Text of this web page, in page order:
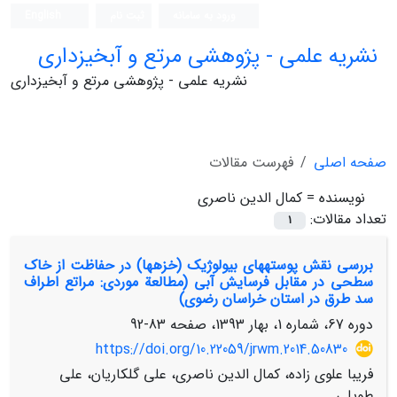
نشریه علمی - پژوهشی مرتع و آبخیزداری
نشریه علمی - پژوهشی مرتع و آبخیزداری
صفحه اصلی
فهرست مقالات
نویسنده = کمال الدین ناصری
تعداد مقالات:
1
بررسی نقش پوسته‏های بیولوژیک (خزه‏ها) در حفاظت از خاک
سطحی در مقابل فرسایش آبی (مطالعة موردی: مراتع اطراف
سد طرق در استان خراسان رضوی)
دوره 67، شماره 1، بهار 1393، صفحه
83-92
https://doi.org/10.22059/jrwm.2014.50830
فریبا علوی زاده، کمال الدین ناصری، علی گلکاریان، علی